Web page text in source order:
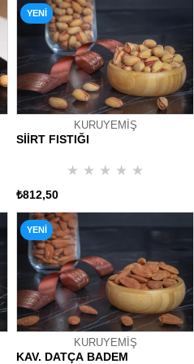
KURUYEMİŞ
SİİRT FISTIĞI
★ ★ ★ ★ ★
₺812,50
YENI
ÜRÜN
KURUYEMİŞ
KAV. DATÇA BADEM
YENI
ÜRÜN